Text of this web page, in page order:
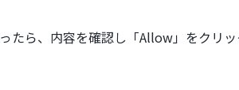
たら、内容を確認し「Allow」をクリ